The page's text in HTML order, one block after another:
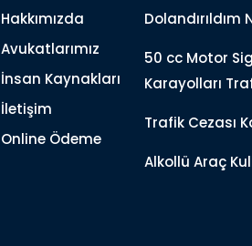
Hakkımızda
Avukatlarımız
İnsan Kaynakları
İletişim
Online Ödeme
Dolandırıldım
50 cc Motor
Karayolları
Trafik Cezası
Alkollü Araç